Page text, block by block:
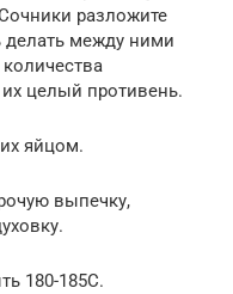
разложите
делать между ними
целый противень.
яйцом.
выпечку,
180-185С.